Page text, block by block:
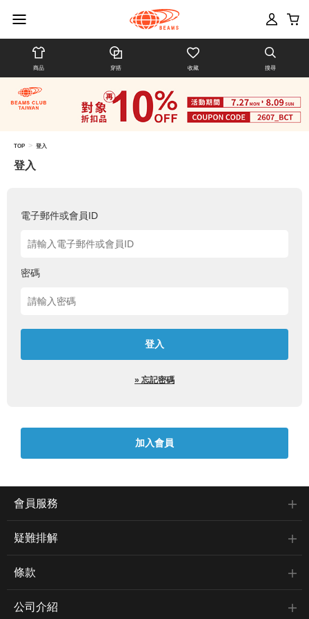
商品 穿搭 收藏 搜尋
TOP > 登入
登入
電子郵件或會員ID
密碼
» 忘記密碼
會員服務
疑難排解
條款
公司介紹